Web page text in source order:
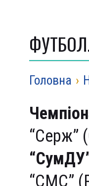
Головна ›
“Серж”
“СМС”